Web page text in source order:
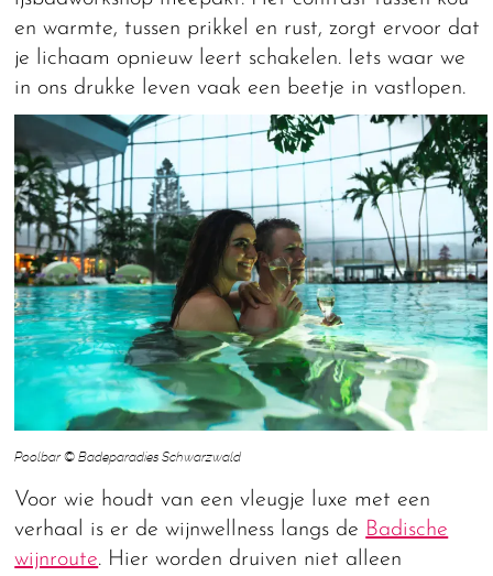
en warmte, tussen prikkel en rust, zorgt ervoor dat
je lichaam opnieuw leert schakelen. Iets waar we
in ons drukke leven vaak een beetje in vastlopen.
Poolbar © Badeparadies Schwarzwald
Voor wie houdt van een vleugje luxe met een
verhaal is er de wijnwellness langs de Badische
wijnroute. Hier worden druiven niet alleen